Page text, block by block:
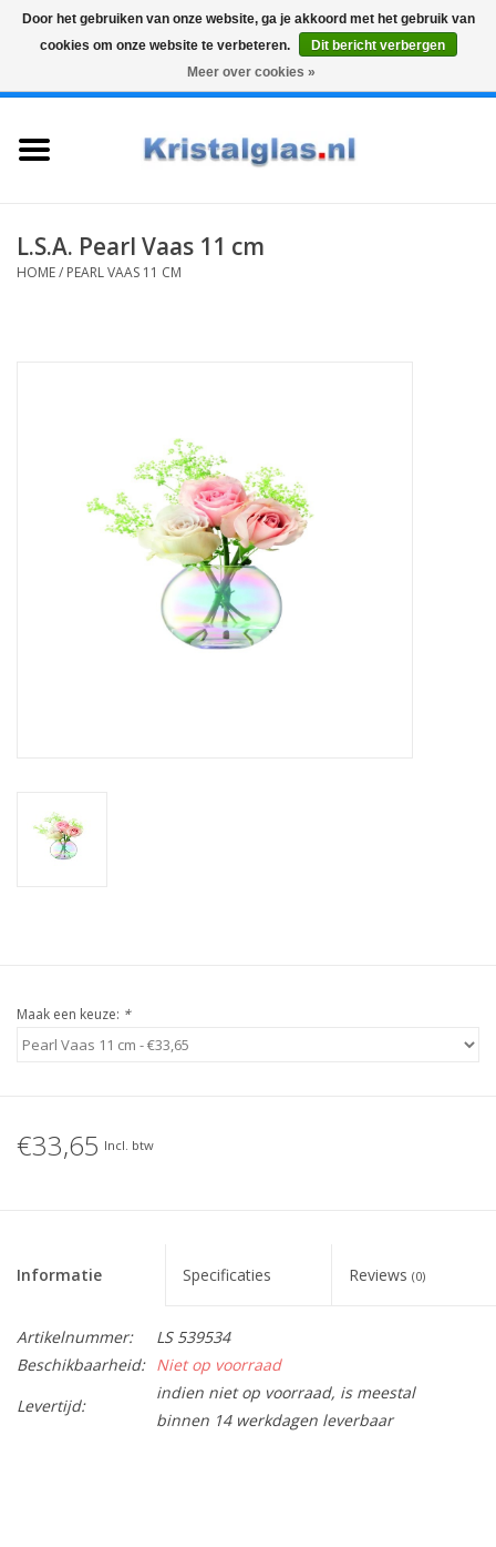
Graveren
Karaffen
L.S.A. Pearl Vaas 11 cm
HOME/ PEARL VAAS 11 CM
Maak een keuze: *
€33,65 Incl. btw
Informatie Specificaties Reviews (0)
Artikelnummer:
LS 539534
Beschikbaarheid: Niet op voorraad
Levertijd:
indien niet op voorraad, is meestal
binnen 14 werkdagen leverbaar
Door het gebruiken van onze website, ga je akkoord met het gebruik van
cookies om onze website te verbeteren.
Dit bericht verbergen
Meer over cookies »